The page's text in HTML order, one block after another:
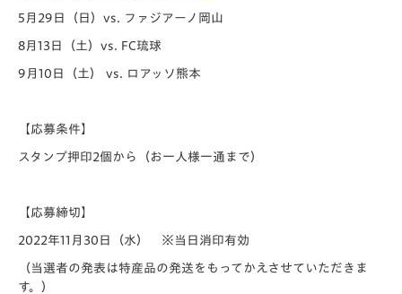
5月29日（日）vs. ファジアーノ岡山
8月13日（土）vs. FC琉球
9月10日（土） vs. ロアッソ熊本
【応募条件】
スタンプ押印2個から（お一人様一通まで）
【応募締切】
2022年11月30日（水） ※当日消印有効
（当選者の発表は特産品の発送をもってかえさせていただきま
す。）